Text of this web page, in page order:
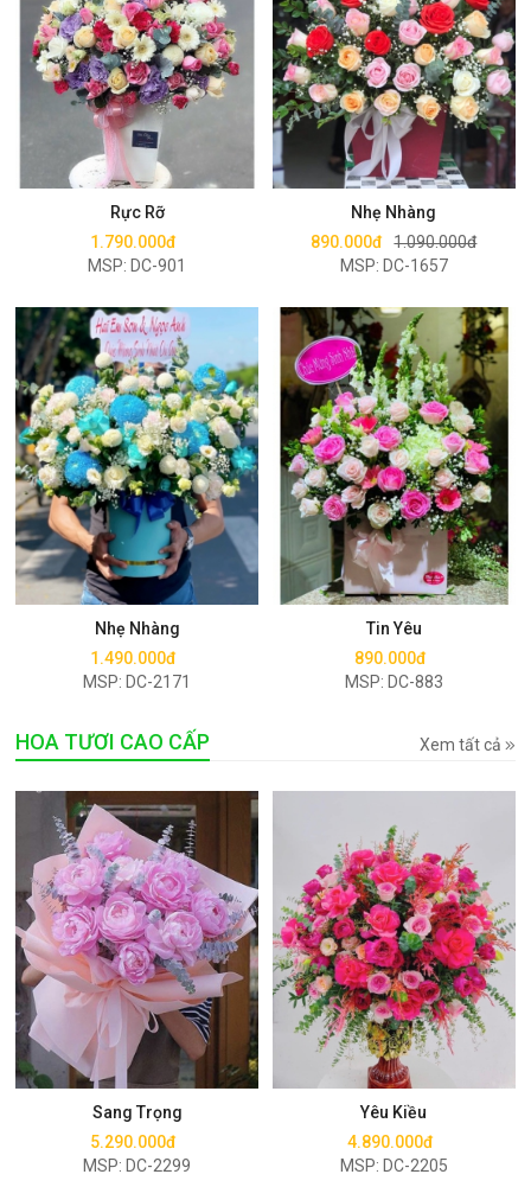
Rực Rỡ
1.790.000đ
MSP: DC-901
Mua ngay
Nhẹ Nhàng
890.000đ 1.090.000đ
MSP: DC-1657
Mua ngay
Nhẹ Nhàng
1.490.000đ
MSP: DC-2171
Mua ngay
Tin Yêu
890.000đ
MSP: DC-883
Mua ngay
HOA TƯƠI CAO CẤP Xem tất cả
Sang Trọng
5.290.000đ
MSP: DC-2299
Mua ngay
Yêu Kiều
4.890.000đ
MSP: DC-2205
Mua ngay